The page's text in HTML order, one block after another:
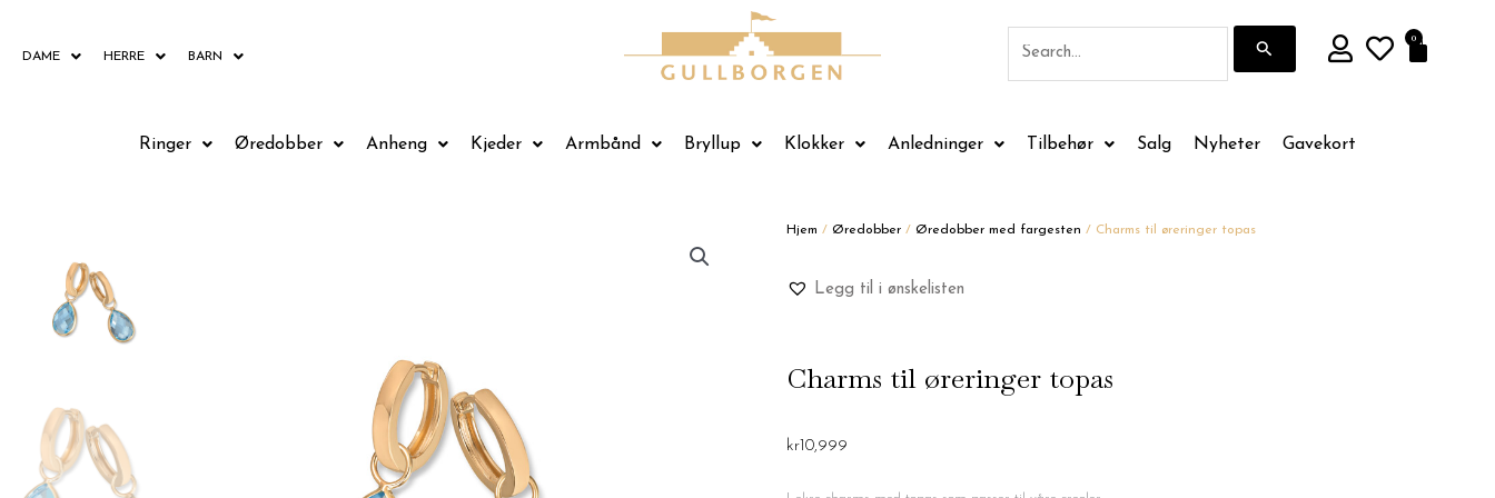
DAME HERRE BARN
0
Ringer Øredobber Anheng Kjeder Armbånd Bryllup Klokker Anledninger Tilbehør Salg Nyheter Gavekort
Hjem / Øredobber / Øredobber med fargesten / Charms til øreringer topas
Legg til i ønskelisten
Charms til øreringer topas
kr10,999